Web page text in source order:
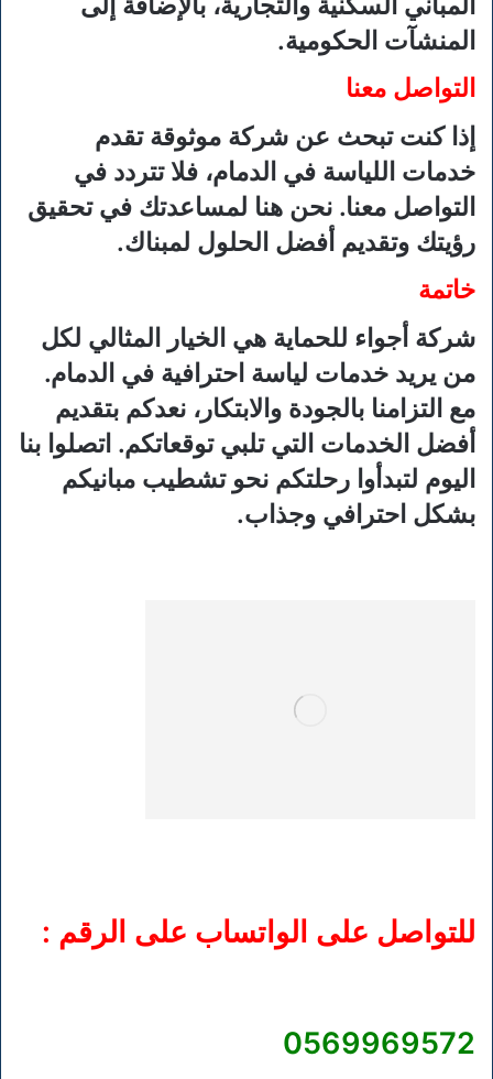
المنشآت الحكومية.
التواصل معنا
إذا كنت تبحث عن شركة موثوقة تقدم
خدمات اللياسة في الدمام، فلا تتردد في
التواصل معنا. نحن هنا لمساعدتك في تحقيق
رؤيتك وتقديم أفضل الحلول لمبناك.
خاتمة
شركة أجواء للحماية هي الخيار المثالي لكل
من يريد خدمات لياسة احترافية في الدمام.
مع التزامنا بالجودة والابتكار، نعدكم بتقديم
أفضل الخدمات التي تلبي توقعاتكم. اتصلوا بنا
اليوم لتبدأوا رحلتكم نحو تشطيب مبانيكم
بشكل احترافي وجذاب.
للتواصل على الواتساب على الرقم :
0569969572